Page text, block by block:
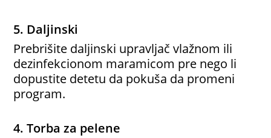
5. Daljinski
Prebrišite daljinski upravljač vlažnom ili
dezinfekcionom maramicom pre nego li
dopustite detetu da pokuša da promeni
program.
4. Torba za pelene